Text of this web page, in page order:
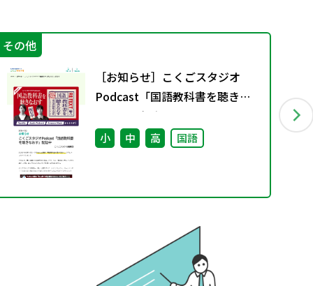
その他
［お知らせ］こくごスタジオ
Podcast「国語教科書を聴きな
おす」配信中
小 中 高 国語